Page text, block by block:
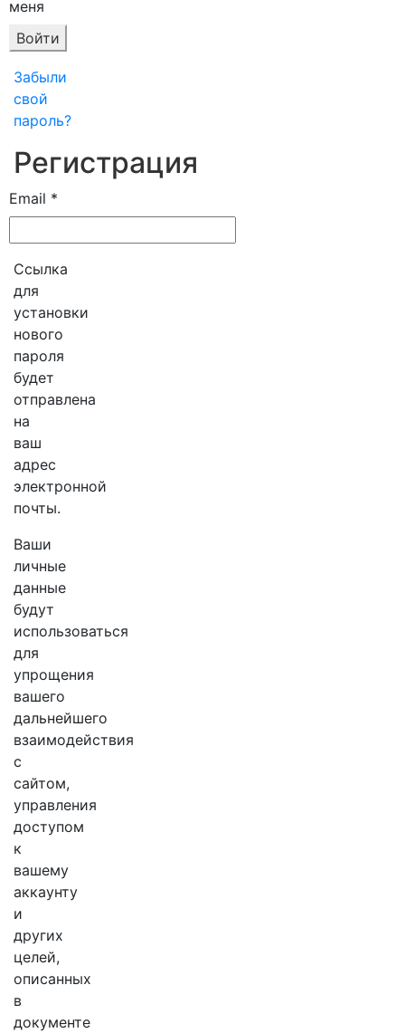
меня
Войти
Забыли
свой
пароль?
Регистрация
Email *
Ссылка
для
установки
нового
пароля
будет
отправлена
​​на
ваш
адрес
электронной
почты.
Ваши
личные
данные
будут
использоваться
для
упрощения
вашего
дальнейшего
взаимодействия
с
сайтом,
управления
доступом
к
вашему
аккаунту
и
других
целей,
описанных
в
документе